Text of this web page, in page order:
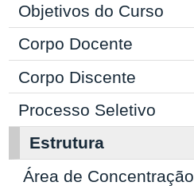
Objetivos do Curso
Corpo Docente
Corpo Discente
Processo Seletivo
Estrutura
Área de Concentração